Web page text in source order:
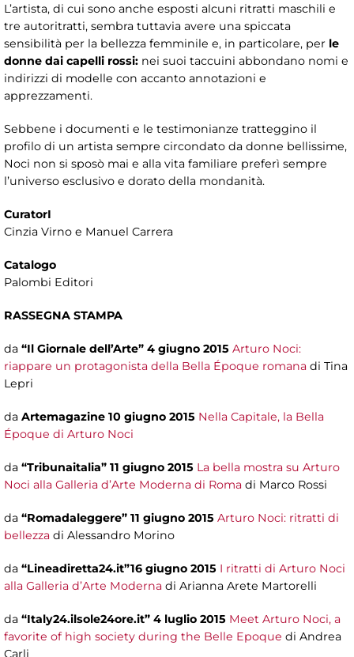
L’artista, di cui sono anche esposti alcuni ritratti maschili e
tre autoritratti, sembra tuttavia avere una spiccata
sensibilità per la bellezza femminile e, in particolare, per le
donne dai capelli rossi: nei suoi taccuini abbondano nomi e
indirizzi di modelle con accanto annotazioni e
apprezzamenti.
Sebbene i documenti e le testimonianze tratteggino il
profilo di un artista sempre circondato da donne bellissime,
Noci non si sposò mai e alla vita familiare preferì sempre
l’universo esclusivo e dorato della mondanità.
CuratorI
Cinzia Virno e Manuel Carrera
Catalogo
Palombi Editori
RASSEGNA STAMPA
da “Il Giornale dell’Arte” 4 giugno 2015 Arturo Noci:
riappare un protagonista della Bella Époque romana di Tina
Lepri
da Artemagazine 10 giugno 2015 Nella Capitale, la Bella
Époque di Arturo Noci
da “Tribunaitalia” 11 giugno 2015 La bella mostra su Arturo
Noci alla Galleria d’Arte Moderna di Roma di Marco Rossi
da “Romadaleggere” 11 giugno 2015 Arturo Noci: ritratti di
bellezza di Alessandro Morino
da “Lineadiretta24.it”16 giugno 2015 I ritratti di Arturo Noci
alla Galleria d’Arte Moderna di Arianna Arete Martorelli
da “Italy24.ilsole24ore.it” 4 luglio 2015 Meet Arturo Noci, a
favorite of high society during the Belle Epoque di Andrea
Carli